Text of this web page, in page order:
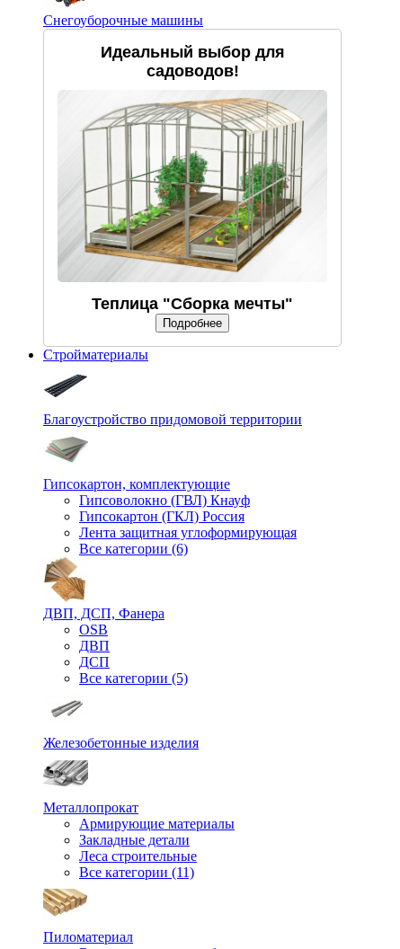
Снегоуборочные машины
Идеальный выбор для
садоводов!
Теплица "Сборка мечты"
Подробнее
Стройматериалы
Благоустройство придомовой территории
Гипсокартон, комплектующие
Гипсоволокно (ГВЛ) Кнауф
Гипсокартон (ГКЛ) Россия
Лента защитная углоформирующая
Все категории (6)
ДВП, ДСП, Фанера
OSB
ДВП
ДСП
Все категории (5)
Железобетонные изделия
Металлопрокат
Армирующие материалы
Закладные детали
Леса строительные
Все категории (11)
Пиломатериал